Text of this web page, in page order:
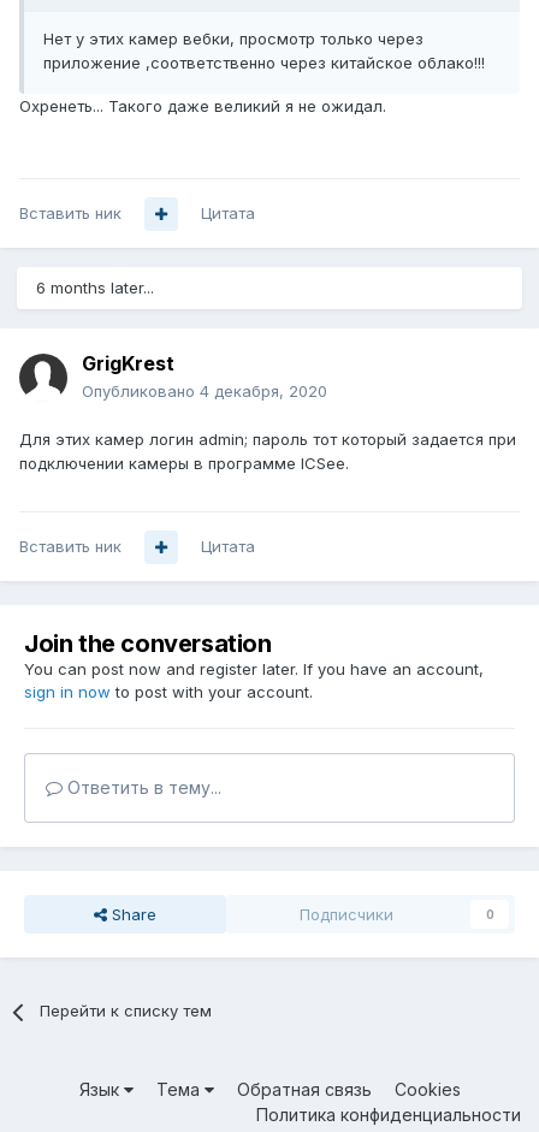
Нет у этих камер вебки, просмотр только через
приложение ,соответственно через китайское облако!!!
Охренеть... Такого даже великий я не ожидал.
Вставить ник Цитата
6 months later...
GrigKrest
Опубликовано 4 декабря, 2020
Для этих камер логин admin; пароль тот который задается при
подключении камеры в программе ICSee.
Вставить ник Цитата
Join the conversation
You can post now and register later. If you have an account,
sign in now to post with your account.
Ответить в тему...
Share Подписчики 0
Перейти к списку тем
Язык Тема Обратная связь
Cookies
Политика конфиденциальности